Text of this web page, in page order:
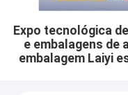
Expo tecnológica
e embalagens de
embalagem Laiyi